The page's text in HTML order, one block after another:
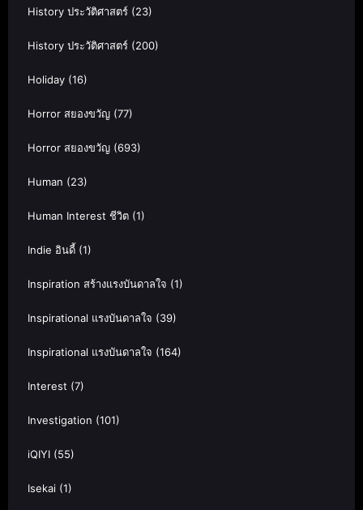
History ประวัติศาสตร์ (23)
History ประวัติศาสตร์ (200)
Holiday (16)
Horror สยองขวัญ (77)
Horror สยองขวัญ (693)
Human (23)
Human Interest ชีวิต (1)
Indie อินดี้ (1)
Inspiration สร้างแรงบันดาลใจ (1)
Inspirational แรงบันดาลใจ (39)
Inspirational แรงบันดาลใจ (164)
Interest (7)
Investigation (101)
iQIYI (55)
Isekai (1)